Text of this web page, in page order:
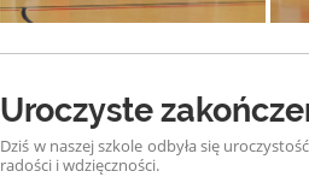
Uroczyste
Dziś w naszej szkole odbyła się
radości i wdzięczności.